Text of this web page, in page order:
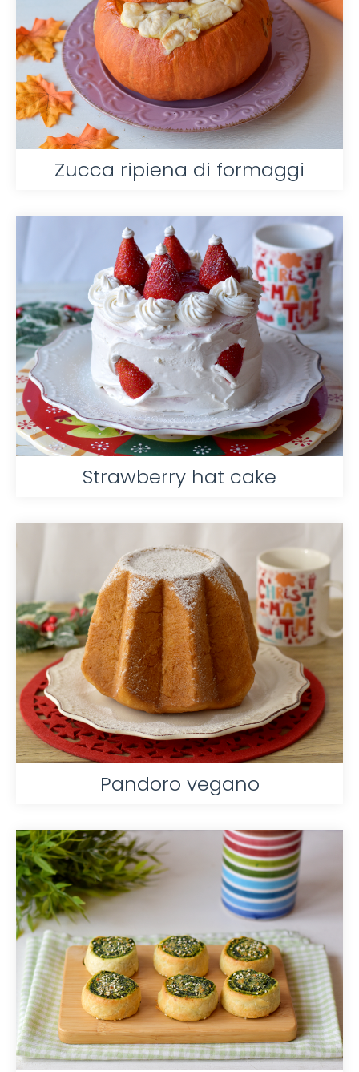
Zucca ripiena di formaggi
Strawberry hat cake
Pandoro vegano